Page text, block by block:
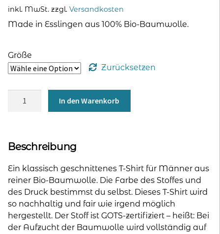
inkl. MwSt. zzgl. Versandkosten
Made in Esslingen aus 100% Bio-Baumwolle.
Größe
Zurücksetzen
Shirt
für
-
petrol
Menge
In den Warenkorb
Beschreibung
Ein klassisch geschnittenes T-Shirt für Männer aus
reiner Bio-Baumwolle. Die Farbe des Stoffes und
des Druck bestimmst du selbst. Dieses T-Shirt wird
so nachhaltig und fair wie irgend möglich
hergestellt. Der Stoff ist GOTS-zertifiziert – heißt: Bei
der Aufzucht der Baumwolle wird vollständig auf